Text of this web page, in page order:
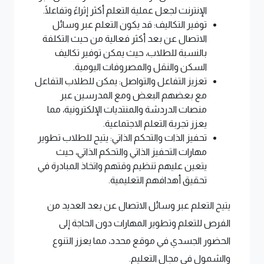
الإنترنت لجعل عملية التعلم أكثر إثراءً وتفاعلًا.
توفير التكاليف: قد يكون التعلم عبر وسائل
الاتصال عن بعد أكثر فعالية من حيث التكلفة
بالنسبة للطلاب، حيث يمكن توفير تكاليف
السكن والنقل والمصروفات اليومية.
تعزيز التفاعل والتواصل: يمكن للطلاب التفاعل
مع بعضهم البعض ومع المدرسين عبر
منصات الدردشة والمنتديات الإلكترونية، مما
يعزز تجربة التعلم الاجتماعية.
تحفيز الذات والتحكم الذاتي: يتيح للطلاب تطوير
مهارات التحفيز الذاتي والتحكم الذاتي، حيث
يتعين عليهم تنظيم وقتهم واتخاذ المبادرة في
تحقيق أهدافهم التعليمية.
يتيح التعلم عبر وسائل الاتصال عن بعد العديد من
الفرص للتعلم وتطوير المهارات دون الحاجة إلى
الحضور الجسدي في موقع محدد، مما يعزز التنوع
والشمول في مجال التعليم.